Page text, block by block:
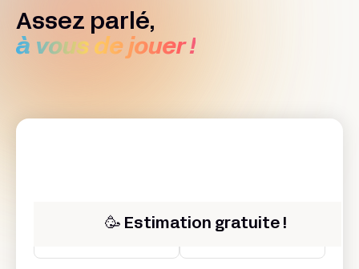
Assez parlé,
à vous de jouer !
🥳 Estimation gratuite !